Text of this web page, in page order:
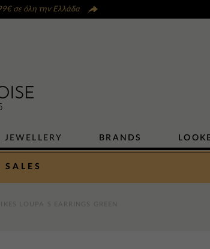
σε όλη την Ελλάδα
JEWELLERY BRANDS